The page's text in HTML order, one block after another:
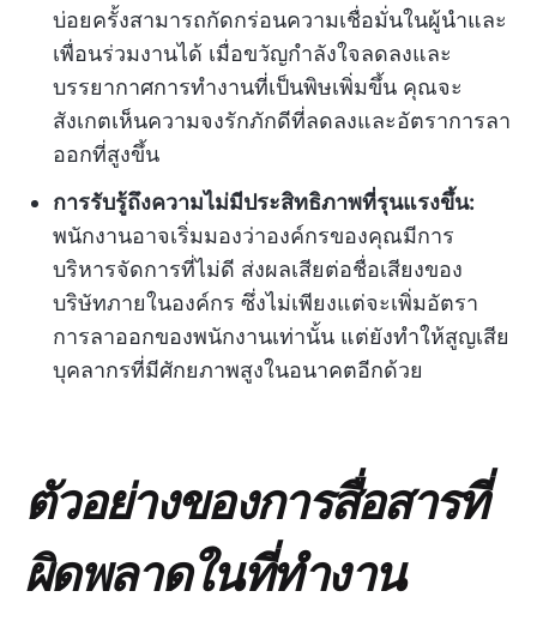
บ่อยครั้งสามารถกัดกร่อนความเชื่อมั่นในผู้นำและ
เพื่อนร่วมงานได้ เมื่อขวัญกำลังใจลดลงและ
บรรยากาศการทำงานที่เป็นพิษเพิ่มขึ้น คุณจะ
สังเกตเห็นความจงรักภักดีที่ลดลงและอัตราการลา
ออกที่สูงขึ้น
การรับรู้ถึงความไม่มีประสิทธิภาพที่รุนแรงขึ้น:
พนักงานอาจเริ่มมองว่าองค์กรของคุณมีการ
บริหารจัดการที่ไม่ดี ส่งผลเสียต่อชื่อเสียงของ
บริษัทภายในองค์กร ซึ่งไม่เพียงแต่จะเพิ่มอัตรา
การลาออกของพนักงานเท่านั้น แต่ยังทำให้สูญเสีย
บุคลากรที่มีศักยภาพสูงในอนาคตอีกด้วย
ตัวอย่างของการสื่อสารที่
ผิดพลาดในที่ทำงาน